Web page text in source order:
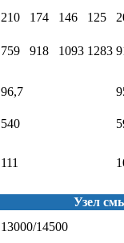
210 174 146 125
759 918 1093 1283
96,7
540
111
Узел
13000/14500